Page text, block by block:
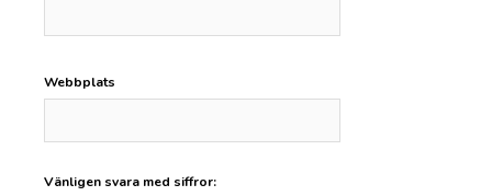
Webbplats
Vänligen svara med siffror: